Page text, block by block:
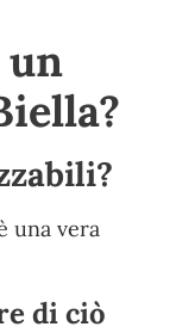
un
una vera
di ciò